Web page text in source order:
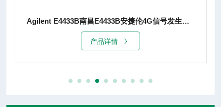
Agilent E4433B南昌E4433B安捷伦4G信号发生器销售
产品详情